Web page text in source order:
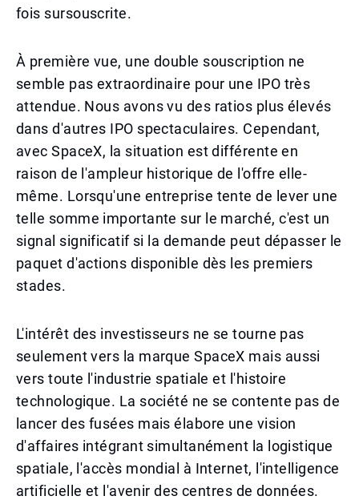
fois sursouscrite.
À première vue, une double souscription ne
semble pas extraordinaire pour une IPO très
attendue. Nous avons vu des ratios plus élevés
dans d'autres IPO spectaculaires. Cependant,
avec SpaceX, la situation est différente en
raison de l'ampleur historique de l'offre elle-
même. Lorsqu'une entreprise tente de lever une
telle somme importante sur le marché, c'est un
signal significatif si la demande peut dépasser le
paquet d'actions disponible dès les premiers
stades.
L'intérêt des investisseurs ne se tourne pas
seulement vers la marque SpaceX mais aussi
vers toute l'industrie spatiale et l'histoire
technologique. La société ne se contente pas de
lancer des fusées mais élabore une vision
d'affaires intégrant simultanément la logistique
spatiale, l'accès mondial à Internet, l'intelligence
artificielle et l'avenir des centres de données.